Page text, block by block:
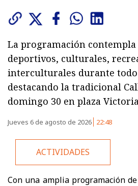
La programación contempla
deportivos, culturales,
interculturales durante todo
destacando la tradicional
domingo 30 en plaza
Jueves 6 de agosto de 2026 22:48
ACTIVIDADES
Con una amplia programación